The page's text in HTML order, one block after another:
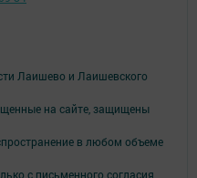
Лаишево и Лаишевского
на сайте, защищены
в любом объеме
с письменного согласия